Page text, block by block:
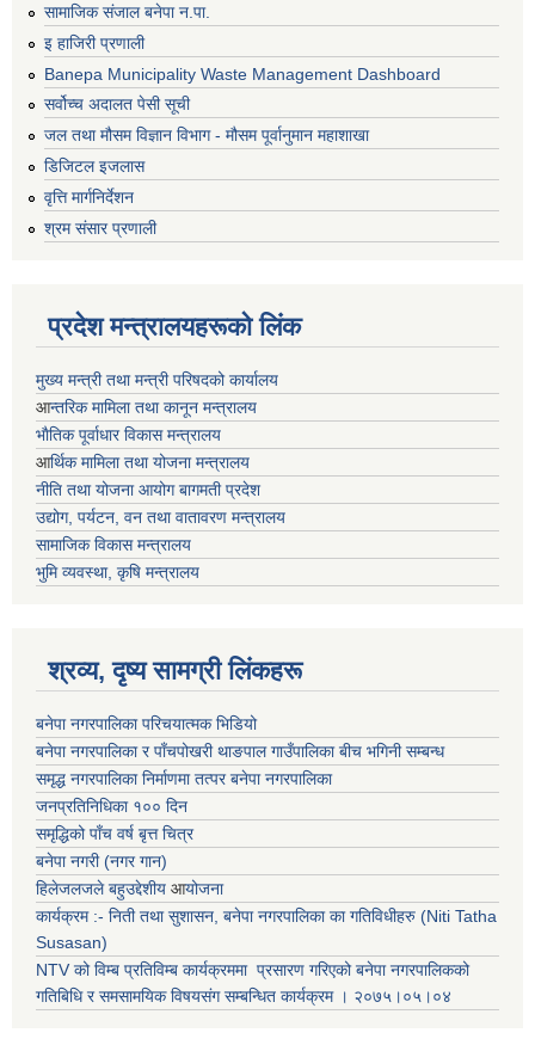
सामाजिक संजाल बनेपा न.पा.
इ हाजिरी प्रणाली
Banepa Municipality Waste Management Dashboard
सर्वोच्च अदालत पेसी सूची
जल तथा मौसम विज्ञान विभाग - मौसम पूर्वानुमान महाशाखा
डिजिटल इजलास
वृत्ति मार्गनिर्देशन
श्रम संसार प्रणाली
प्रदेश मन्त्रालयहरूको लिंक
मुख्य मन्त्री तथा मन्त्री परिषदको कार्यालय
आन्तरिक मामिला तथा कानून मन्त्रालय
भाैतिक पूर्वाधार विकास मन्त्रालय
आर्थिक मामिला तथा योजना मन्त्रालय
नीति तथा योजना आयोग बागमती प्रदेश
उद्योग, पर्यटन, वन तथा वातावरण मन्त्रालय
सामाजिक विकास मन्त्रालय
भुमि व्यवस्था, कृषि मन्त्रालय
श्रव्य, दृष्य सामग्री लिंकहरू
बनेपा नगरपालिका परिचयात्मक भिडियो
बनेपा नगरपालिका र पाँचपोखरी थाङपाल गाउँपालिका बीच भगिनी सम्बन्ध
समृद्ध नगरपालिका निर्माणमा तत्पर बनेपा नगरपालिका
जनप्रतिनिधिका १०० दिन
समृद्धिको पाँच वर्ष बृत्त चित्र
बनेपा नगरी (नगर गान)
हिलेजलजले बहुउद्देशीय आयोजना
कार्यक्रम :- निती तथा सुशासन, बनेपा नगरपालिका का गतिविधीहरु (Niti Tatha
Susasan)
NTV को विम्ब प्रतिविम्ब कार्यक्रममा प्रसारण गरिएकोबनेपा नगरपालिकको
गतिबिधि र समसामयिक विषयसंग सम्बन्धित कार्यक्रम । २०७५।०५।०४